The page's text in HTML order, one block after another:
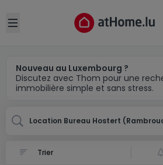
Open sidebar
Nouveau au Luxembourg ?
Discutez avec Thom pour une
immobilière simple et sans stress.
Location Bureau Hostert
Localité(s)
Annuler